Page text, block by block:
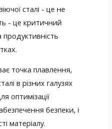
сталі - це не
- це критичний
точка плавлення,
в різних галузях
оптимізації
безпеки, і
матеріалу.